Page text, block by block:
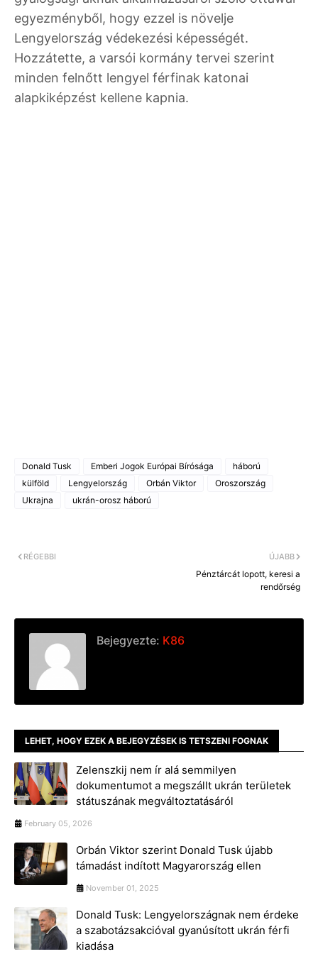
egyezményből, hogy ezzel is növelje
Lengyelország védekezési képességét.
Hozzátette, a varsói kormány tervei szerint
minden felnőtt lengyel férfinak katonai
alapkiképzést kellene kapnia.
Donald Tusk Emberi Jogok Európai Bírósága
háború
külföld
Lengyelország Orbán Viktor
Oroszország
Ukrajna
ukrán-orosz háború
ÚJABB
Pénztárcát lopott, keresi a
rendőrség
RÉGEBBI
Bejegyezte: K86
LEHET, HOGY EZEK A BEJEGYZÉSEK IS TETSZENI FOGNAK
Zelenszkij nem ír alá semmilyen
dokumentumot a megszállt ukrán területek
státuszának megváltoztatásáról
February 05, 2026
Orbán Viktor szerint Donald Tusk újabb
támadást indított Magyarország ellen
November 01, 2025
Donald Tusk: Lengyelországnak nem érdeke
a szabotázsakcióval gyanúsított ukrán férfi
kiadása